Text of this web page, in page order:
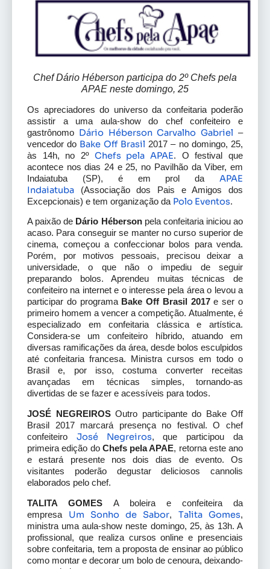
Chef Dário Héberson participa do 2º Chefs pela
APAE neste domingo, 25
Os apreciadores do universo da confeitaria poderão
assistir a uma aula-show do chef confeiteiro e
gastrônomo Dário Héberson Carvalho Gabriel –
vencedor do Bake Off Brasil 2017 – no domingo, 25,
às 14h, no 2º Chefs pela APAE. O festival que
acontece nos dias 24 e 25, no Pavilhão da Viber, em
Indaiatuba (SP), é em prol da APAE
Indaiatuba (Associação dos Pais e Amigos dos
Excepcionais) e tem organização da Polo Eventos.
A paixão de Dário Hébersonpela confeitaria iniciou ao
acaso. Para conseguir se manter no curso superior de
cinema, começou a confeccionar bolos para venda.
Porém, por motivos pessoais, precisou deixar a
universidade, o que não o impediu de seguir
preparando bolos. Aprendeu muitas técnicas de
confeiteiro na internet e o interesse pela área o levou a
participar do programa Bake Off Brasil 2017e ser o
primeiro homem a vencer a competição. Atualmente, é
especializado em confeitaria clássica e artística.
Considera-se um confeiteiro híbrido, atuando em
diversas ramificações da área, desde bolos esculpidos
até confeitaria francesa. Ministra cursos em todo o
Brasil e, por isso, costuma converter receitas
avançadas em técnicas simples, tornando-as
divertidas de se fazer e acessíveis para todos.
JOSÉ NEGREIROSOutro participante do Bake Off
Brasil 2017 marcará presença no festival. O chef
confeiteiro José Negreiros, que participou da
primeira edição do Chefs pela APAE, retorna este ano
e estará presente nos dois dias de evento. Os
visitantes poderão degustar deliciosos cannolis
elaborados pelo chef.
TALITA GOMES A boleira e confeiteira da
empresa Um Sonho de Sabor, Talita Gomes,
ministra uma aula-show neste domingo, 25, às 13h. A
profissional, que realiza cursos online e presenciais
sobre confeitaria, tem a proposta de ensinar ao público
como montar e decorar um bolo de cenoura, deixando-